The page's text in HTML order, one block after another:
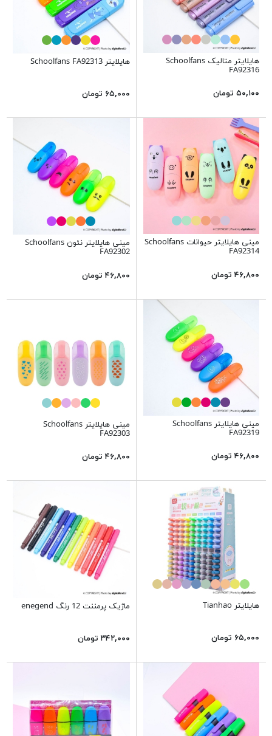
هایلایتر متالیک Schoolfans
FA92316
۵۰,۱۰۰ تومان
هایلایتر Schoolfans FA92313
۶۵,۰۰۰ تومان
مینی هایلایتر حیوانات Schoolfans
FA92314
۴۶,۸۰۰ تومان
مینی هایلایتر نئون Schoolfans
FA92302
۴۶,۸۰۰ تومان
مینی هایلایتر Schoolfans
FA92319
۴۶,۸۰۰ تومان
مینی هایلایتر Schoolfans
FA92303
۴۶,۸۰۰ تومان
هایلایتر Tianhao
۶۵,۰۰۰ تومان
ماژیک پرمننت 12 رنگ enegend
۳۴۲,۰۰۰ تومان